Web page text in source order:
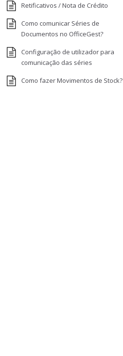
Retificativos / Nota de Crédito
Como comunicar Séries de
Documentos no OfficeGest?
Configuração de utilizador para
comunicação das séries
Como fazer Movimentos de Stock?